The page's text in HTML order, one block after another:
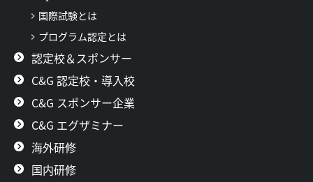
国際試験とは
プログラム認定とは
認定校＆スポンサー
C&G 認定校・導入校
C&G スポンサー企業
C&G エグザミナー
海外研修
国内研修